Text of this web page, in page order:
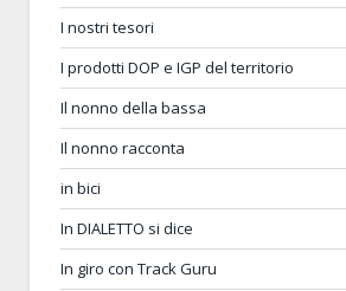
I nostri tesori
I prodotti DOP e IGP del territorio
Il nonno della bassa
Il nonno racconta
in bici
In DIALETTO si dice
In giro con Track Guru